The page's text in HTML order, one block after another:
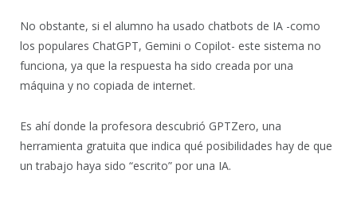
No obstante, si el alumno ha usado chatbots de IA -como
los populares ChatGPT, Gemini o Copilot- este sistema no
funciona, ya que la respuesta ha sido creada por una
máquina y no copiada de internet.
Es ahí donde la profesora descubrió GPTZero, una
herramienta gratuita que indica qué posibilidades hay de que
un trabajo haya sido “escrito” por una IA.